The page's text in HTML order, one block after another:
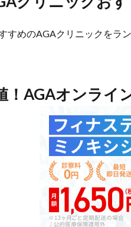
すめのAGAクリニックをラ
AGAオンライ